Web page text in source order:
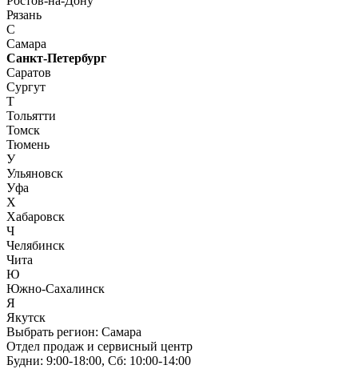
Рязань
С
Самара
Санкт-Петербург
Саратов
Сургут
Т
Тольятти
Томск
Тюмень
У
Ульяновск
Уфа
Х
Хабаровск
Ч
Челябинск
Чита
Ю
Южно-Сахалинск
Я
Якутск
Выбрать регион: Самара
Отдел продаж и сервисный центр
Будни: 9:00‑18:00, Сб: 10:00‑14:00